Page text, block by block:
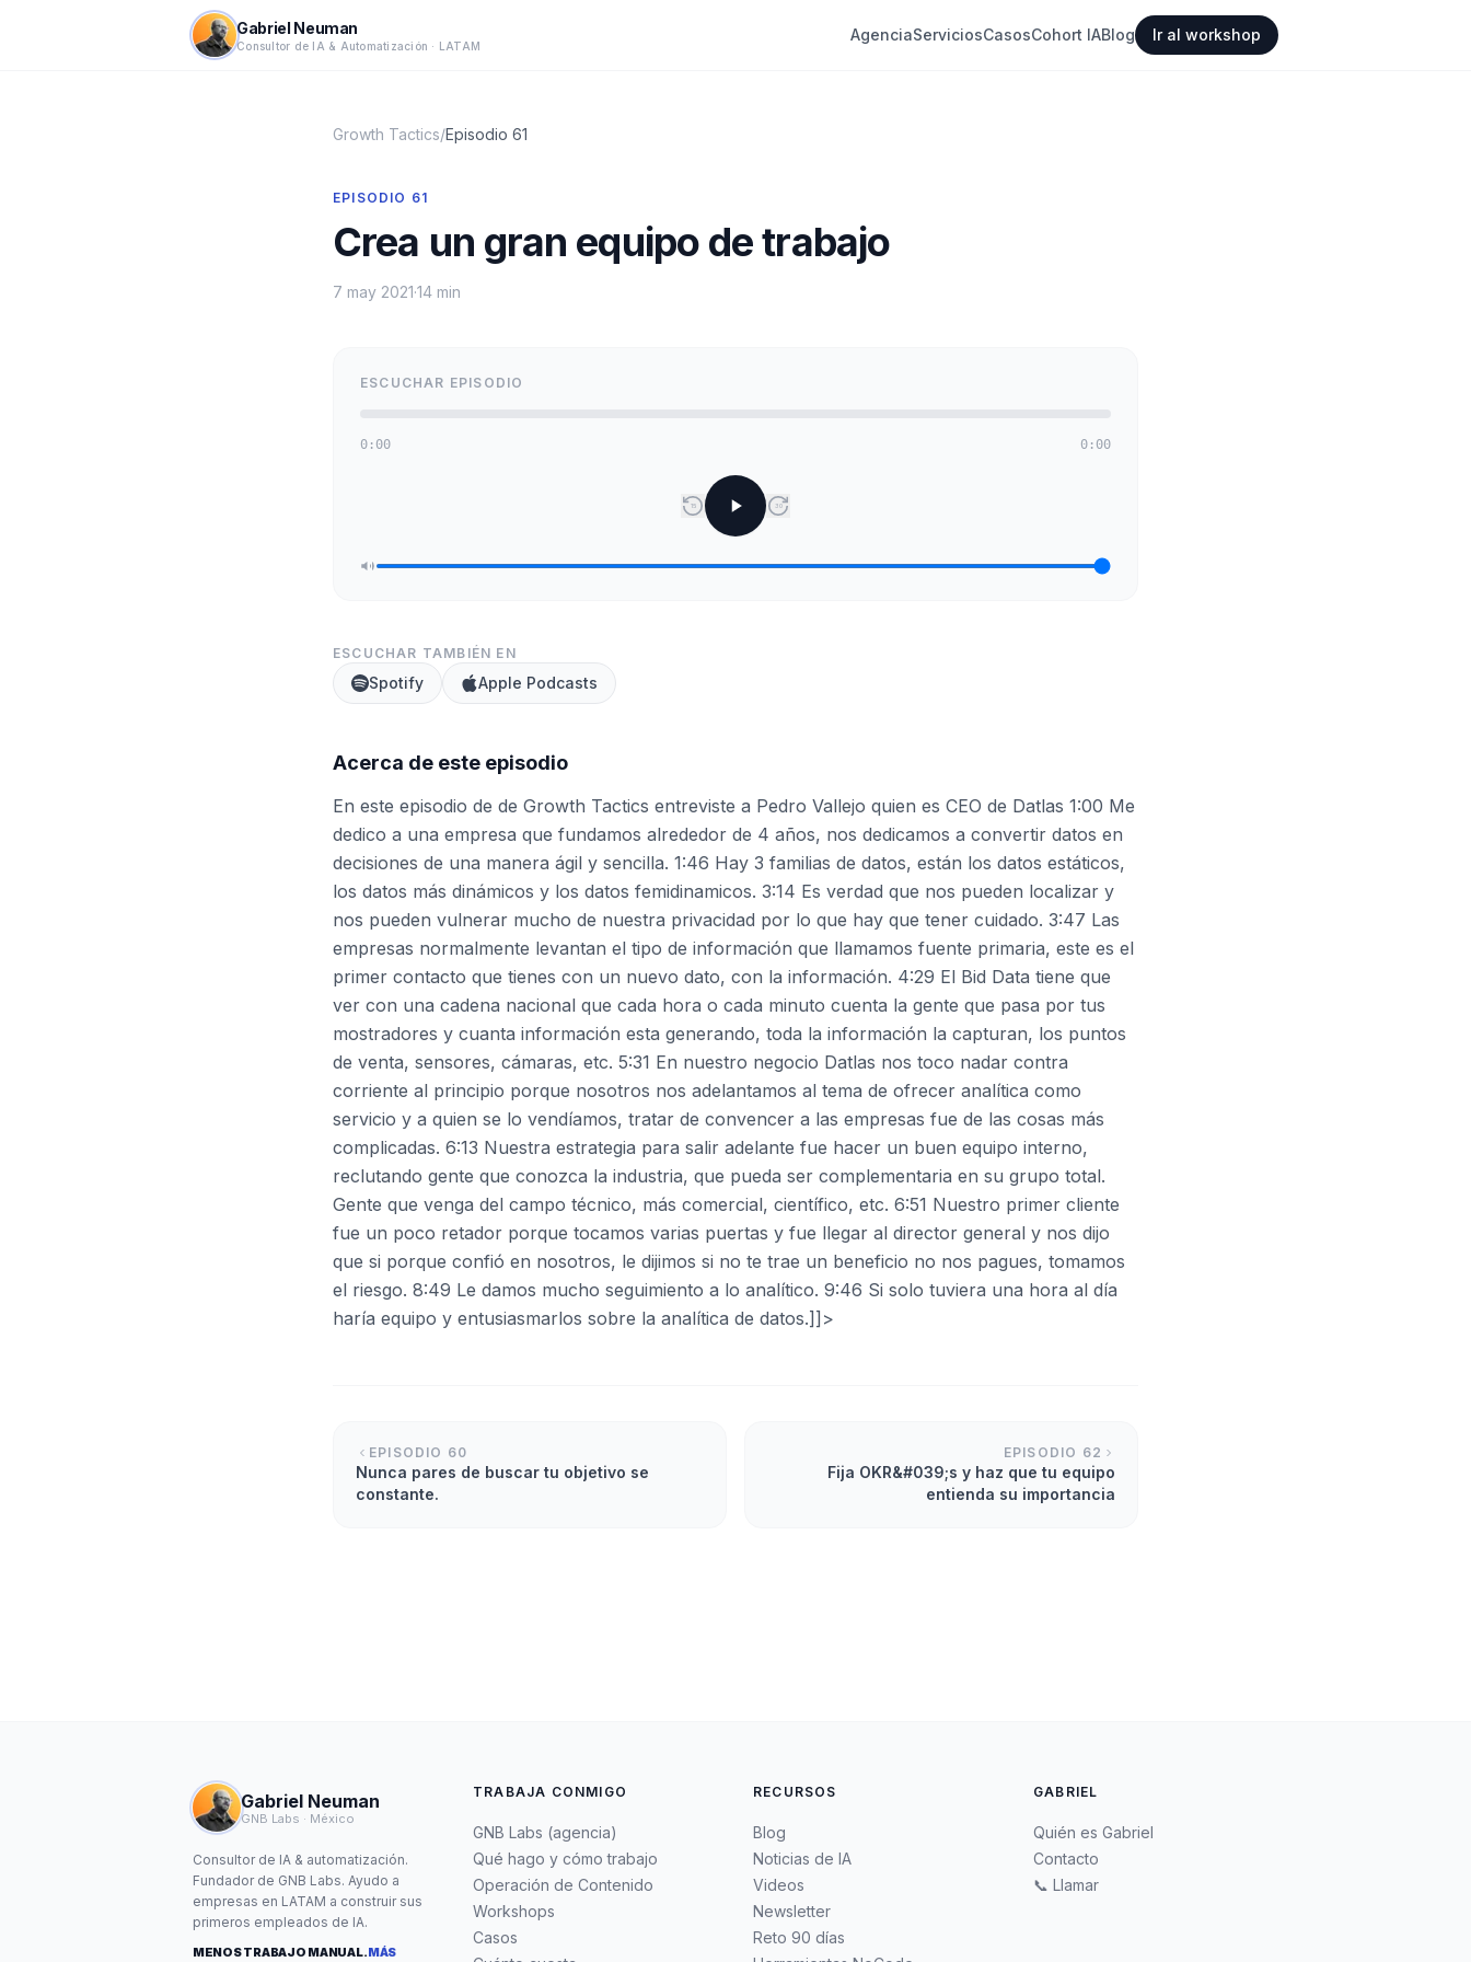
Gabriel Neuman
Consultor de IA & Automatización · LATAM
AgenciaServiciosCasosCohort IABlog Ir al workshop
Growth Tactics/Episodio 61
EPISODIO 61
Crea un gran equipo de trabajo
7 may 2021·14 min
ESCUCHAR EPISODIO
0:00 0:00
15 30
ESCUCHAR TAMBIÉN EN
Spotify Apple Podcasts
Acerca de este episodio
En este episodio de de Growth Tactics entreviste a Pedro Vallejo quien es CEO de Datlas 1:00 Me
dedico a una empresa que fundamos alrededor de 4 años, nos dedicamos a convertir datos en
decisiones de una manera ágil y sencilla. 1:46 Hay 3 familias de datos, están los datos estáticos,
los datos más dinámicos y los datos femidinamicos. 3:14 Es verdad que nos pueden localizar y
nos pueden vulnerar mucho de nuestra privacidad por lo que hay que tener cuidado. 3:47 Las
empresas normalmente levantan el tipo de información que llamamos fuente primaria, este es el
primer contacto que tienes con un nuevo dato, con la información. 4:29 El Bid Data tiene que
ver con una cadena nacional que cada hora o cada minuto cuenta la gente que pasa por tus
mostradores y cuanta información esta generando, toda la información la capturan, los puntos
de venta, sensores, cámaras, etc. 5:31 En nuestro negocio Datlas nos toco nadar contra
corriente al principio porque nosotros nos adelantamos al tema de ofrecer analítica como
servicio y a quien se lo vendíamos, tratar de convencer a las empresas fue de las cosas más
complicadas. 6:13 Nuestra estrategia para salir adelante fue hacer un buen equipo interno,
reclutando gente que conozca la industria, que pueda ser complementaria en su grupo total.
Gente que venga del campo técnico, más comercial, científico, etc. 6:51 Nuestro primer cliente
fue un poco retador porque tocamos varias puertas y fue llegar al director general y nos dijo
que si porque confió en nosotros, le dijimos si no te trae un beneficio no nos pagues, tomamos
el riesgo. 8:49 Le damos mucho seguimiento a lo analítico. 9:46 Si solo tuviera una hora al día
haría equipo y entusiasmarlos sobre la analítica de datos.]]>
EPISODIO 60
Nunca pares de buscar tu objetivo se
constante.
EPISODIO 62
Fija OKR&#039;s y haz que tu equipo
entienda su importancia
Gabriel Neuman
GNB Labs · México
Consultor de IA & automatización.
Fundador de GNB Labs. Ayudo a
empresas en LATAM a construir sus
primeros empleados de IA.
MENOS TRABAJO MANUAL.MÁS
TRABAJA CONMIGO
GNB Labs (agencia)
Qué hago y cómo trabajo
Operación de Contenido
Workshops
Casos
RECURSOS
Blog
Noticias de IA
Videos
Newsletter
Reto 90 días
GABRIEL
Quién es Gabriel
Contacto
📞 Llamar